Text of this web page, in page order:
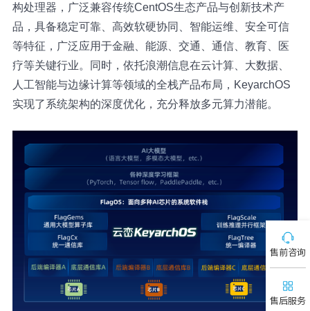
构处理器，广泛兼容传统CentOS生态产品与创新技术产
品，具备稳定可靠、高效软硬协同、智能运维、安全可信
等特征，广泛应用于金融、能源、交通、通信、教育、医
疗等关键行业。同时，依托浪潮信息在云计算、大数据、
人工智能与边缘计算等领域的全栈产品布局，KeyarchOS
实现了系统架构的深度优化，充分释放多元算力潜能。
售前咨询
售后服务